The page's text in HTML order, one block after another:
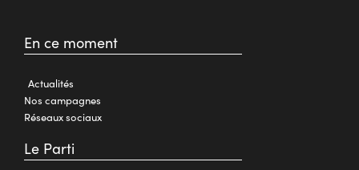
En ce moment
Actualités
Nos campagnes
Réseaux sociaux
Le Parti